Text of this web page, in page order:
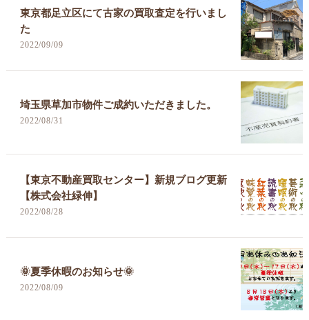
東京都足立区にて古家の買取査定を行いまし
た
2022/09/09
埼玉県草加市物件ご成約いただきました。
2022/08/31
【東京不動産買取センター】新規ブログ更新
【株式会社緑伸】
2022/08/28
🌞夏季休暇のお知らせ🌞
2022/08/09